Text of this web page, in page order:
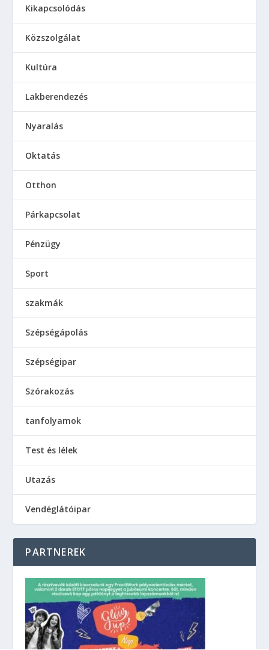
Kikapcsolódás
Közszolgálat
Kultúra
Lakberendezés
Nyaralás
Oktatás
Otthon
Párkapcsolat
Pénzügy
Sport
szakmák
Szépségápolás
Szépségipar
Szórakozás
tanfolyamok
Test és lélek
Utazás
Vendéglátóipar
PARTNEREK